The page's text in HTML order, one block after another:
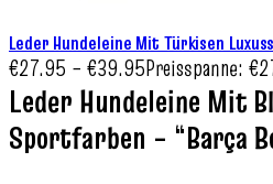
Leder Hundeleine Mit Türkisen
€27.95 – €39.95Preisspanne:
Leder Hundeleine Mit
Sportfarben – “Barça